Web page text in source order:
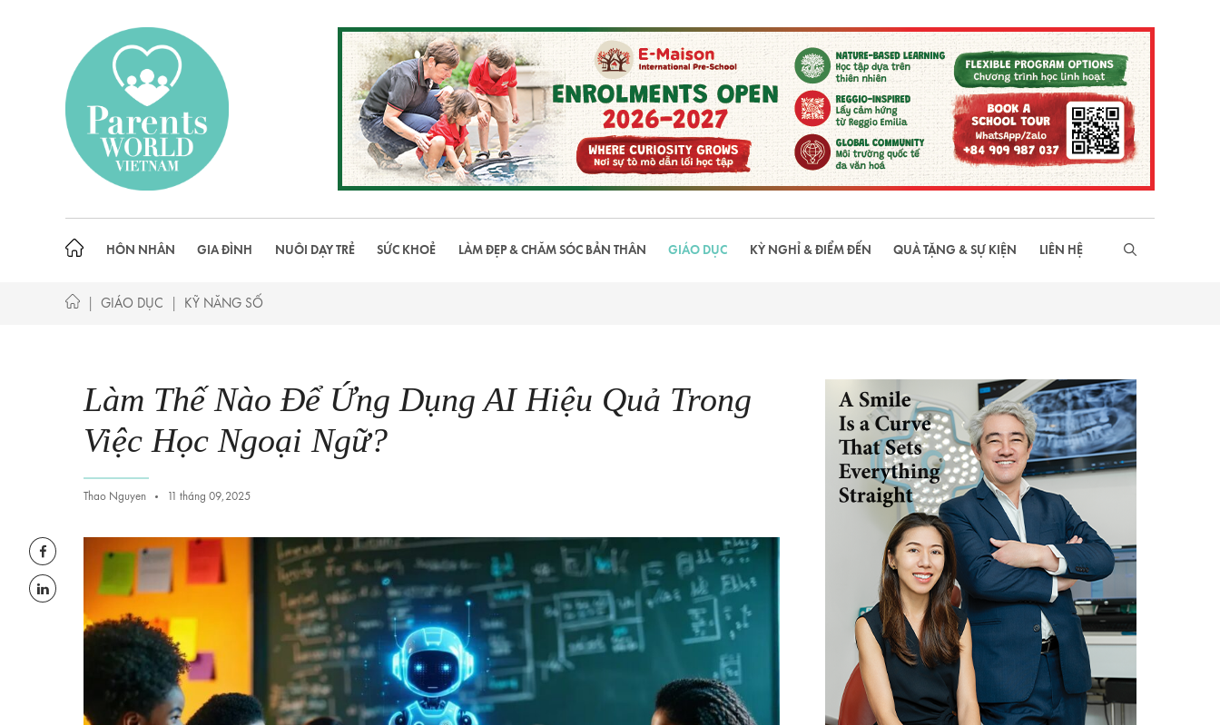
HÔN NHÂN GIA ĐÌNH NUÔI DẠY TRẺ SỨC KHOẺ LÀM ĐẸP & CHĂM SÓC BẢN THÂN GIÁO DỤC KỲ NGHỈ & ĐIỂM ĐẾN QUÀ TẶNG & SỰ KIỆN LIÊN HỆ
| GIÁO DỤC | KỸ NĂNG SỐ
Làm Thế Nào Để Ứng Dụng AI Hiệu Quả Trong
Việc Học Ngoại Ngữ?
Thao Nguyen 11 tháng 09,2025